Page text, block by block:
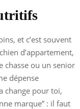
et c’est souvent
d’appartement,
chasse ou un senior
dépense
change pour toi,
marque” : il faut